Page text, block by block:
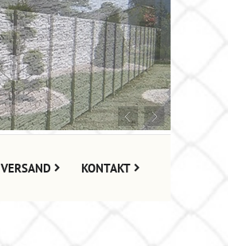
VERSAND KONTAKT